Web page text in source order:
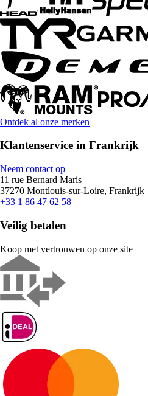
Ontdek al onze merken
Klantenservice in Frankrijk
Neem contact op
11 rue Bernard Maris
37270 Montlouis-sur-Loire, Frankrijk
+33 1 86 47 62 58
Veilig betalen
Koop met vertrouwen op onze site